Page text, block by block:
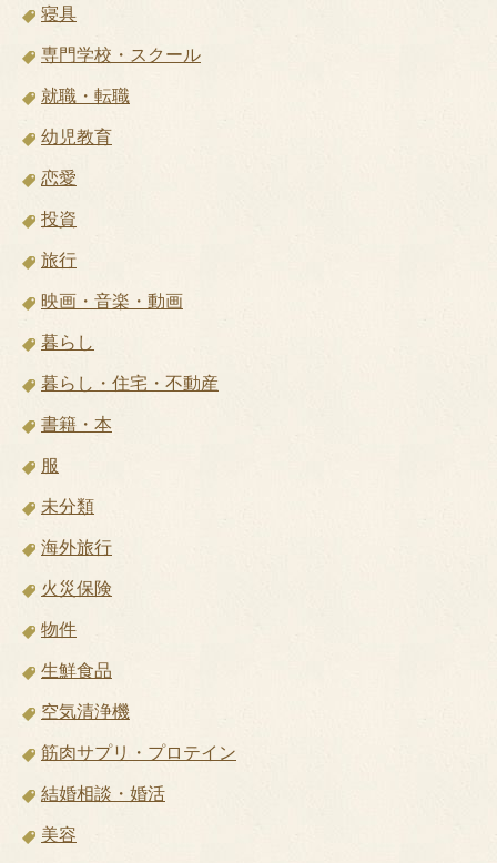
寝具
専門学校・スクール
就職・転職
幼児教育
恋愛
投資
旅行
映画・音楽・動画
暮らし
暮らし・住宅・不動産
書籍・本
服
未分類
海外旅行
火災保険
物件
生鮮食品
空気清浄機
筋肉サプリ・プロテイン
結婚相談・婚活
美容